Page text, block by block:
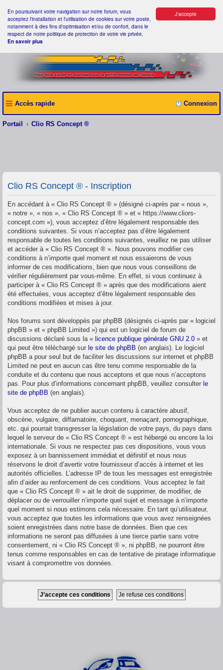
J'accepte
En poursuivant votre navigation sur notre forum, vous
acceptez l'installation et l'utilisation de cookies sur votre poste,
notamment à des fins d'optimisation et/ou de confort, dans le
respect de notre politique de protection de votre vie privée.
En savoir plus
Accès rapide Connexion
Portail Clio RS Concept ®
Clio RS Concept ® - Inscription
En accédant à « Clio RS Concept ® » (désigné ci-après par « nous »,
« notre », « nos », « Clio RS Concept ® » et « https://www.cliors-
concept.com »), vous acceptez d’être légalement responsable des
conditions suivantes. Si vous n’acceptez pas d’être légalement
responsable de toutes les conditions suivantes, veuillez ne pas utiliser
et accéder à « Clio RS Concept ® ». Nous pouvons modifier ces
conditions à n’importe quel moment et nous essaierons de vous
informer de ces modifications, bien que nous vous conseillons de
vérifier régulièrement par vous-même. En effet, si vous continuez à
participer à « Clio RS Concept ® » après que des modifications aient
été effectuées, vous acceptez d’être légalement responsable des
conditions modifiées et mises à jour.
Nos forums sont développés par phpBB (désignés ci-après par « logiciel
phpBB » et « phpBB Limited ») qui est un logiciel de forum de
discussions déclaré sous la « licence publique générale GNU 2.0 » et
qui peut être téléchargé sur le site de phpBB (en anglais). Le logiciel
phpBB a pour seul but de faciliter les discussions sur internet et phpBB
Limited ne peut en aucun cas être tenu comme responsable de la
conduite et du contenu que nous acceptons et que nous n’acceptons
pas. Pour plus d’informations concernant phpBB, veuillez consulter le
site de phpBB (en anglais).
Vous acceptez de ne publier aucun contenu à caractère abusif,
obscène, vulgaire, diffamatoire, choquant, menaçant, pornographique,
etc. qui pourrait transgresser la législation de votre pays, du pays dans
lequel le serveur de « Clio RS Concept ® » est hébergé ou encore la loi
internationale. Si vous ne respectez pas ces dispositions, vous vous
exposez à un bannissement immédiat et définitif et nous nous
réservons le droit d’avertir votre fournisseur d’accès à internet et les
autorités officielles. L’adresse IP de tous les messages est enregistrée
afin d’aider au renforcement de ces conditions. Vous acceptez le fait
que « Clio RS Concept ® » ait le droit de supprimer, de modifier, de
déplacer ou de verrouiller n’importe quel sujet et message à n’importe
quel moment si nous estimons cela nécessaire. En tant qu’utilisateur,
vous acceptez que toutes les informations que vous avez renseignées
soient enregistrées dans notre base de données. Bien que ces
informations ne seront pas diffusées à une tierce partie sans votre
consentement, ni « Clio RS Concept ® », ni phpBB, ne pourront être
tenus comme responsables en cas de tentative de piratage informatique
visant à compromettre vos données.